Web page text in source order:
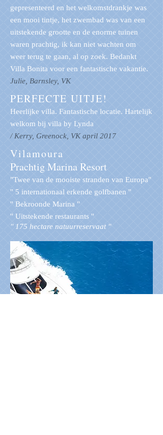
gepresenteerd en het welkomstdrankje was
een mooi tintje, het zwembad was van een
uitstekende grootte en de enorme tuinen
waren prachtig, ik kan niet wachten om
weer terug te gaan, al op zoek. Bedankt
Villa Bonita voor een fantastische vakantie.
Julie, Barnsley, VK
PERFECTE UITJE!
Heerlijke villa. Fantastische locatie. Hartelijk
welkom bij villa by Lynda
/ Kerry, Greenock, VK april 2017
Vilamoura
Prachtig Marina Resort
"Twee van de mooiste stranden van Europa"
'' 5 internationaal erkende golfbanen ''
'' Bekroonde Marina ''
'' Uitstekende restaurants ''
'' 175 hectare natuurreservaat ''